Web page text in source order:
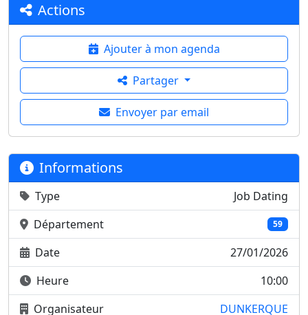
Actions
Ajouter à mon agenda
Partager
Envoyer par email
Informations
Type
Job Dating
Département
59
Date
27/01/2026
Heure
10:00
Organisateur
DUNKERQUE